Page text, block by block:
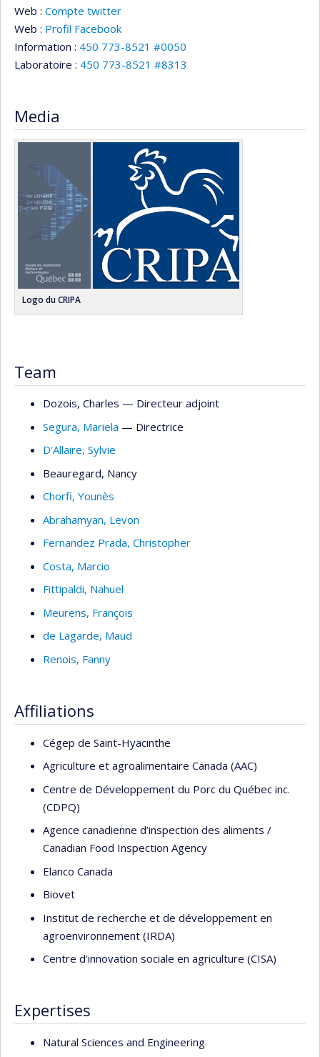
Web : Compte twitter
Web : Profil Facebook
Information : 450 773-8521 #0050
Laboratoire : 450 773-8521 #8313
Media
Logo du CRIPA
Team
Dozois, Charles — Directeur adjoint
Segura, Mariela — Directrice
D'Allaire, Sylvie
Beauregard, Nancy
Chorfi, Younès
Abrahamyan, Levon
Fernandez Prada, Christopher
Costa, Marcio
Fittipaldi, Nahuel
Meurens, François
de Lagarde, Maud
Renois, Fanny
Affiliations
Cégep de Saint-Hyacinthe
Agriculture et agroalimentaire Canada (AAC)
Centre de Développement du Porc du Québec inc.
(CDPQ)
Agence canadienne d’inspection des aliments /
Canadian Food Inspection Agency
Elanco Canada
Biovet
Institut de recherche et de développement en
agroenvironnement (IRDA)
Centre d'innovation sociale en agriculture (CISA)
Expertises
Natural Sciences and Engineering